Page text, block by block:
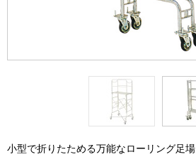
小型で折りたためる万能なローリング足場